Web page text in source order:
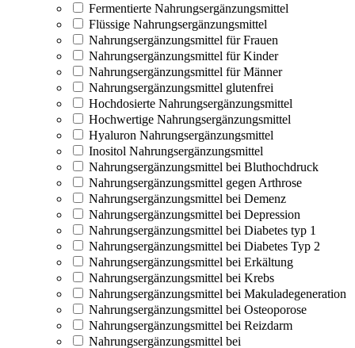
Fermentierte Nahrungsergänzungsmittel
Flüssige Nahrungsergänzungsmittel
Nahrungsergänzungsmittel für Frauen
Nahrungsergänzungsmittel für Kinder
Nahrungsergänzungsmittel für Männer
Nahrungsergänzungsmittel glutenfrei
Hochdosierte Nahrungsergänzungsmittel
Hochwertige Nahrungsergänzungsmittel
Hyaluron Nahrungsergänzungsmittel
Inositol Nahrungsergänzungsmittel
Nahrungsergänzungsmittel bei Bluthochdruck
Nahrungsergänzungsmittel gegen Arthrose
Nahrungsergänzungsmittel bei Demenz
Nahrungsergänzungsmittel bei Depression
Nahrungsergänzungsmittel bei Diabetes typ 1
Nahrungsergänzungsmittel bei Diabetes Typ 2
Nahrungsergänzungsmittel bei Erkältung
Nahrungsergänzungsmittel bei Krebs
Nahrungsergänzungsmittel bei Makuladegeneration
Nahrungsergänzungsmittel bei Osteoporose
Nahrungsergänzungsmittel bei Reizdarm
Nahrungsergänzungsmittel bei